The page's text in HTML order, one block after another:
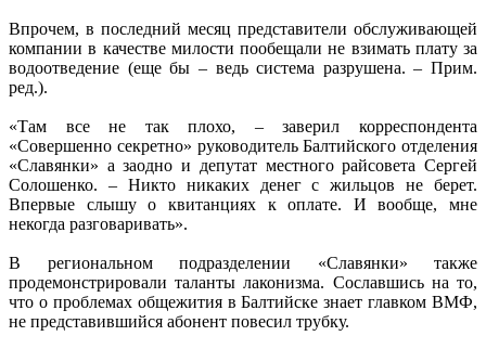
Впрочем, в последний месяц представители обслуживающей
компании в качестве милости пообещали не взимать плату за
водоотведение (еще бы – ведь система разрушена. – Прим.
ред.).
«Там все не так плохо, – заверил корреспондента
«Совершенно секретно» руководитель Балтийского отделения
«Славянки» а заодно и депутат местного райсовета Сергей
Солошенко. – Никто никаких денег с жильцов не берет.
Впервые слышу о квитанциях к оплате. И вообще, мне
некогда разговаривать».
В региональном подразделении «Славянки» также
продемонстрировали таланты лаконизма. Сославшись на то,
что о проблемах общежития в Балтийске знает главком ВМФ,
не представившийся абонент повесил трубку.